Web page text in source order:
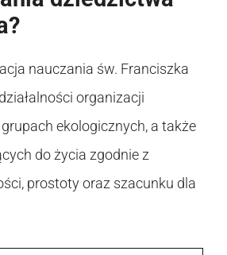
nauczania św. Franciszka
organizacji
ekologicznych, a także
do życia zgodnie z
prostoty oraz szacunku dla